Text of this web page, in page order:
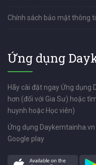
Chính sách bảo mật thông
Ứng dụng
Hãy cài đặt ngay Ứng dụng
hơn (đối với Gia Sư) hoặc
huynh hoặc Học viên)
Ứng dụng
Google play